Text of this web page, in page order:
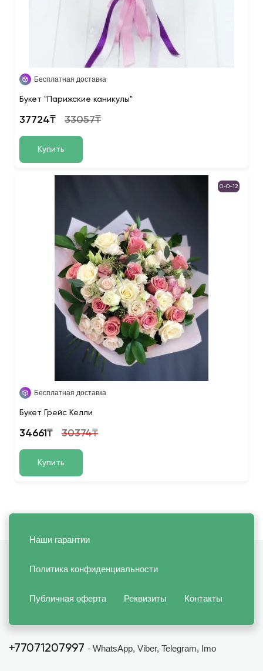
Бесплатная доставка
Букет "Парижские каникулы"
37724₸ 33057₸
Купить
0-0-12
Бесплатная доставка
Букет Грейс Келли
34661₸ 30374₸
Купить
Наши гарантии
Политика конфиденциальности
Публичная оферта Реквизиты Контакты
+77071207997 - WhatsApp, Viber, Telegram, Imo